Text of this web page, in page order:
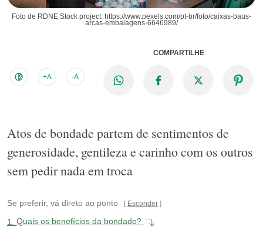
Foto de RDNE Stock project: https://www.pexels.com/pt-br/foto/caixas-baus-
arcas-embalagens-6646989/
+A -A
COMPARTILHE
Atos de bondade partem de sentimentos de
generosidade, gentileza e carinho com os outros
sem pedir nada em troca
Se preferir, vá direto ao ponto Esconder
1.
Quais os benefícios da bondade?